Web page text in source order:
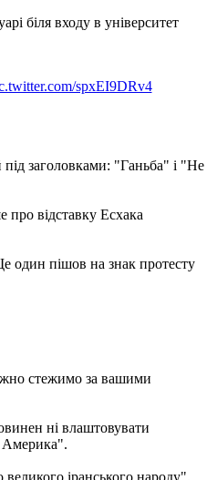
біля входу в університет
spxEI9DRv4
під заголовками: "Ганьба" і "Не
про відставку Есхака
один пішов на знак протесту
стежимо за вашими
ні влаштовувати
Америка".
іранського народу".